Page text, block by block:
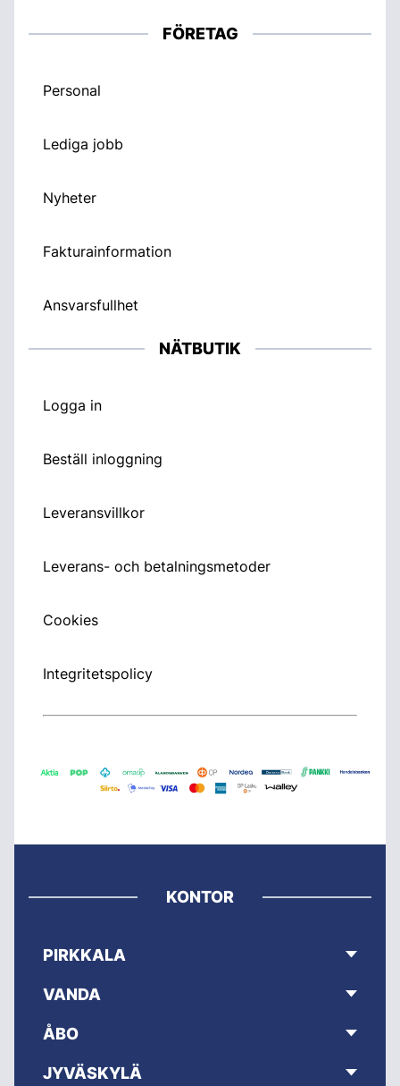
FÖRETAG
Personal
Lediga jobb
Nyheter
Fakturainformation
Ansvarsfullhet
NÄTBUTIK
Logga in
Beställ inloggning
Leveransvillkor
Leverans- och betalningsmetoder
Cookies
Integritetspolicy
KONTOR
PIRKKALA
VANDA
ÅBO
JYVÄSKYLÄ